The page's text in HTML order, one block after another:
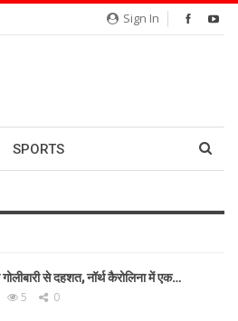
Sign In
SPORTS
से दहशत, नॉर्थ कैरोलिना में एक…
5 0